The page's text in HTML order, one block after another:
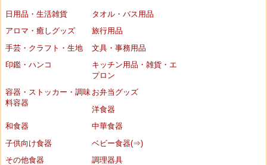
日用品・生活雑貨
タオル・バス用品
アロマ・癒しグッズ
旅行用品
手芸・クラフト・生地
文具・事務用品
印鑑・ハンコ
キッチン用品・雑貨・エ
プロン
容器・ストッカー・調味
料容器
お弁当グッズ
洋食器
和食器
中華食器
子供向け食器
ベビー食器(⇒)
その他食器
調理器具